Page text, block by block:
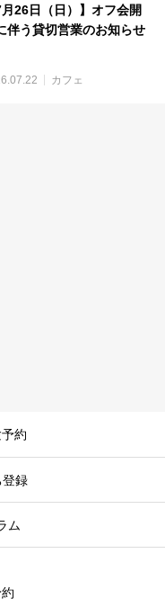
月26日（日）】オフ会開
伴う貸切営業のお知らせ
カフェ
約
登録
ム